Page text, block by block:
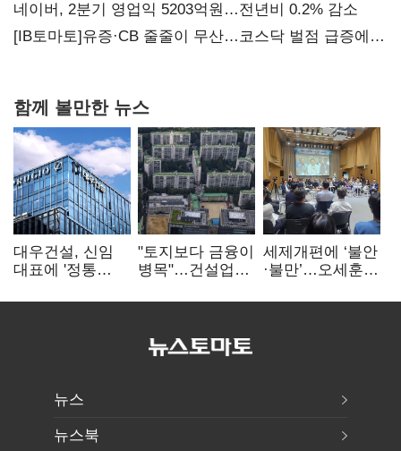
20년만에 '비상재정' 선언 승부수
네이버, 2분기 영업익 5203억원…전년비 0.2% 감소
[IB토마토]유증·CB 줄줄이 무산…코스닥 벌점 급증에
함께 볼만한 뉴스
대우건설, 신임
대표에 '정통
부사장 내정
"토지보다 금융이
병목"…건설업계,
해소 목소리
세제개편에 ‘불안
·불만’…오세훈
더 힘들어질 것"
뉴스
뉴스북